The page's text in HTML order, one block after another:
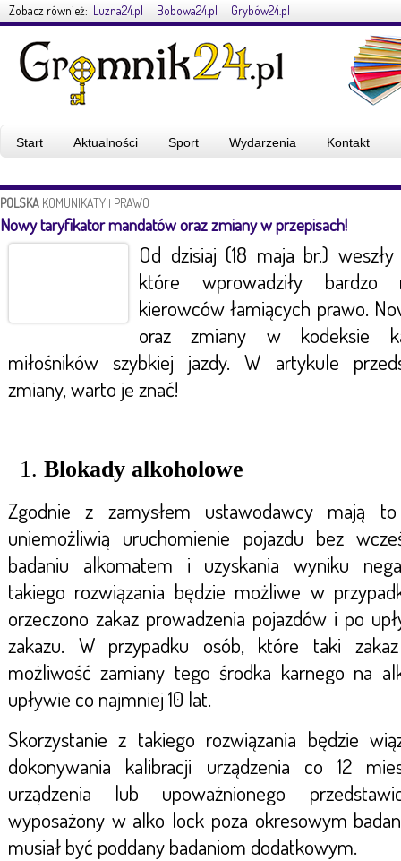
Zobacz również: Luzna24.pl Bobowa24.pl Grybów24.pl
Start Aktualności Sport Wydarzenia Kontakt
POLSKA KOMUNIKATY | PRAWO
Nowy taryfikator mandatów oraz zmiany w przepisach!
Od dzisiaj (18 maja br.)
które wprowadziły
kierowców łamiących prawo.
oraz zmiany w kodeksie
miłośników szybkiej jazdy. W artykule
zmiany, warto je znać!
Blokady alkoholowe
Zgodnie z zamysłem ustawodawcy mają
uniemożliwią uruchomienie pojazdu bez
badaniu alkomatem i uzyskania wyniku
takiego rozwiązania będzie możliwe w
orzeczono zakaz prowadzenia pojazdów i po
zakazu. W przypadku osób, które taki
możliwość zamiany tego środka karnego na
upływie co najmniej 10 lat.
Skorzystanie z takiego rozwiązania będzie
dokonywania kalibracji urządzenia co 12
urządzenia lub upoważnionego
wyposażony w alko lock poza okresowym
musiał być poddany badaniom dodatkowym.